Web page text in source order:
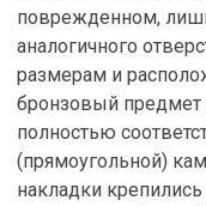
поврежденном,
аналогичного
размерам и
бронзовый предмет
полностью
(прямоугольной)
накладки